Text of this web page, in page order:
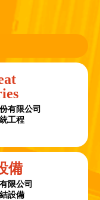
有限公司
工程
備
限公司
設備